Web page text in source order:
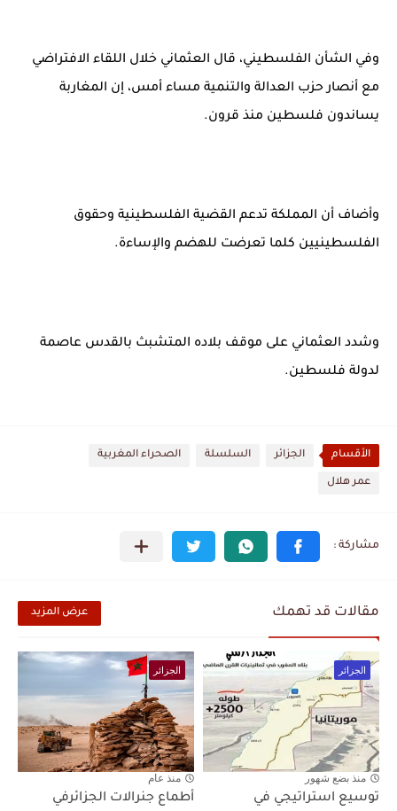
وفي الشأن الفلسطيني، قال العثماني خلال اللقاء الافتراضي
مع أنصار حزب العدالة والتنمية مساء أمس، إن المغاربة
يساندون فلسطين منذ قرون.
وأضاف أن المملكة تدعم القضية الفلسطينية وحقوق
الفلسطينيين كلما تعرضت للهضم والإساءة.
وشدد العثماني على موقف بلاده المتشبث بالقدس عاصمة
لدولة فلسطين.
الأقسام الجزائر السلسلة الصحراء المغربية
عمر هلال
مقالات قد تهمك عرض المزيد
الجزائر
منذ بضع شهور
توسيع استراتيجي في
الجزائر
منذ عام
أطماع جنرالات الجزائرفي